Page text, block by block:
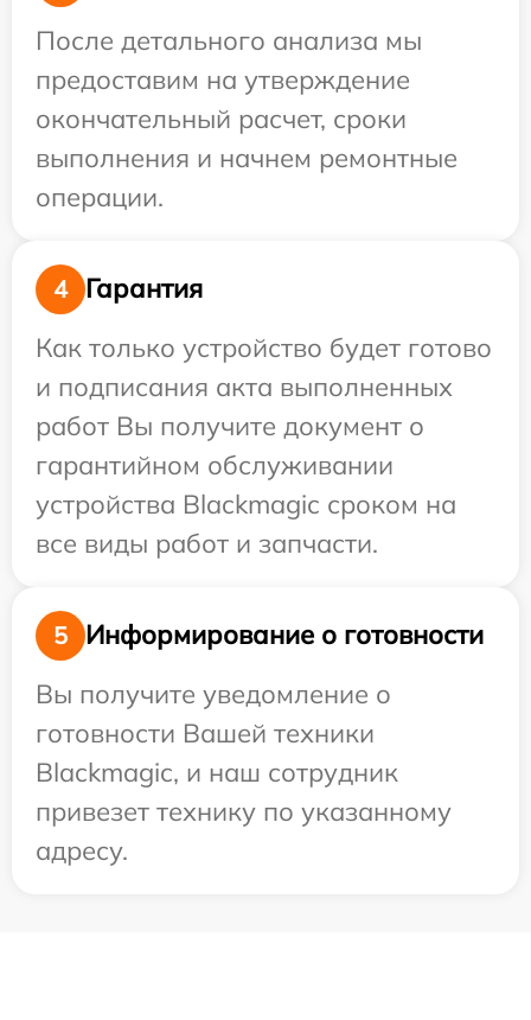
После детального анализа мы
предоставим на утверждение
окончательный расчет, сроки
выполнения и начнем ремонтные
операции.
4
Гарантия
Как только устройство будет готово
и подписания акта выполненных
работ Вы получите документ о
гарантийном обслуживании
устройства Blackmagic сроком на
все виды работ и запчасти.
5
Информирование о готовности
Вы получите уведомление о
готовности Вашей техники
Blackmagic, и наш сотрудник
привезет технику по указанному
адресу.